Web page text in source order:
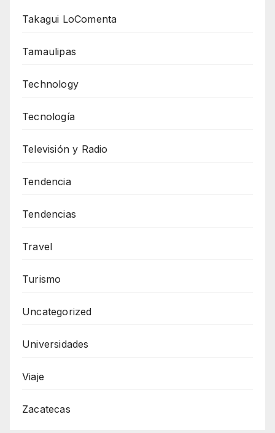
Takagui LoComenta
Tamaulipas
Technology
Tecnología
Televisión y Radio
Tendencia
Tendencias
Travel
Turismo
Uncategorized
Universidades
Viaje
Zacatecas